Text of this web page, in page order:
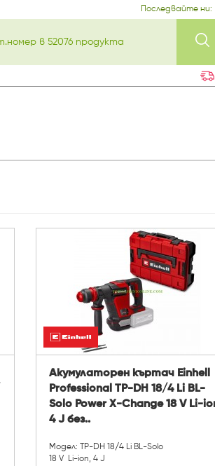
Последвайте ни:
Акумулаторен къртач Einhell
Professional TP-DH 18/4 Li BL-
Solo Power X-Change 18 V Li-
4 J без..
Модел: TP-DH 18/4 Li BL-Solo
18 V Li-ion, 4 J